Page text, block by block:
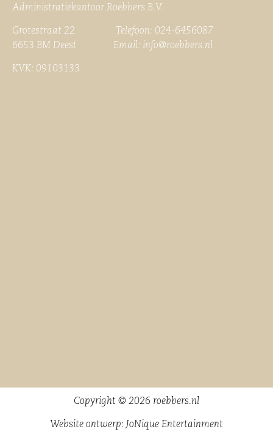
Administratiekantoor Roebbers B.V.
Grotestraat 22 Telefoon: 024-6456087
6653 BM Deest Email: info@roebbers.nl
KVK: 09103133
Copyright © 2026 roebbers.nl
Website ontwerp: JoNique Entertainment